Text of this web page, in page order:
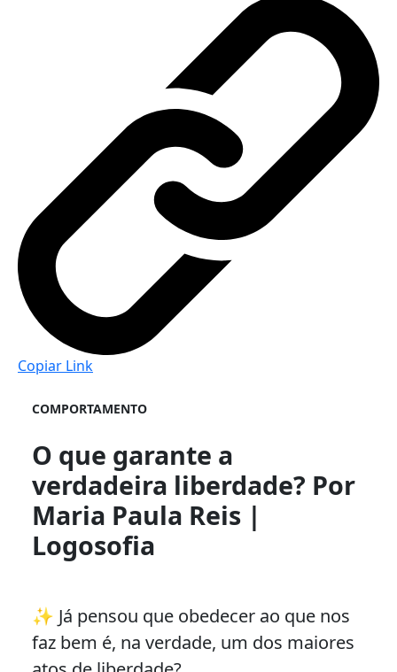
Copiar Link
COMPORTAMENTO
O que garante a
verdadeira liberdade? Por
Maria Paula Reis |
Logosofia
✨ Já pensou que obedecer ao que nos
faz bem é, na verdade, um dos maiores